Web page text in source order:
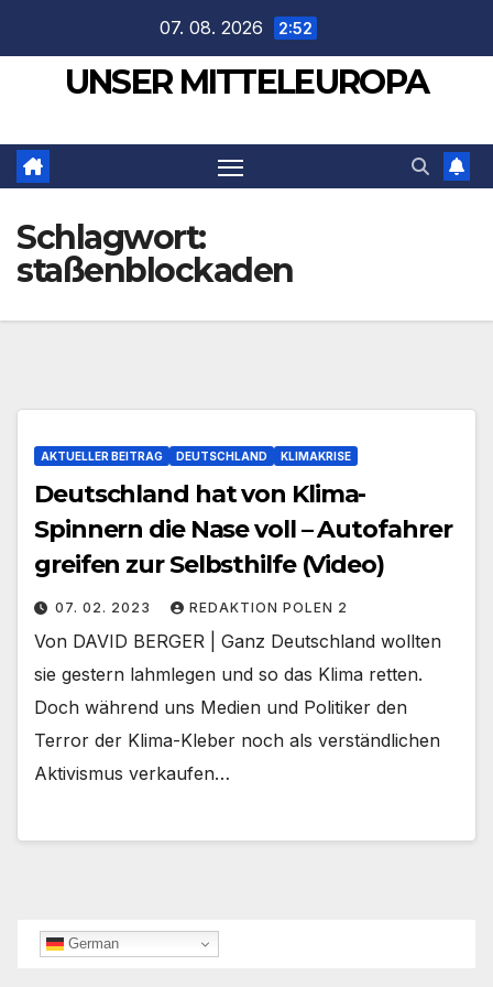
springen
07. 08. 2026 2:52
UNSER MITTELEUROPA
Schlagwort:
staßenblockaden
AKTUELLER BEITRAG DEUTSCHLAND KLIMAKRISE
Deutschland hat von Klima-
Spinnern die Nase voll – Autofahrer
greifen zur Selbsthilfe (Video)
07. 02. 2023 REDAKTION POLEN 2
Von DAVID BERGER | Ganz Deutschland wollten
sie gestern lahmlegen und so das Klima retten.
Doch während uns Medien und Politiker den
Terror der Klima-Kleber noch als verständlichen
Aktivismus verkaufen…
German